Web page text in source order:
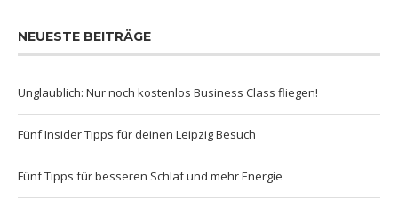
NEUESTE BEITRÄGE
Unglaublich: Nur noch kostenlos Business Class fliegen!
Fünf Insider Tipps für deinen Leipzig Besuch
Fünf Tipps für besseren Schlaf und mehr Energie